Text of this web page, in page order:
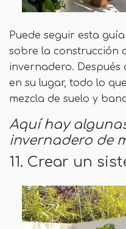
Puede seguir esta
sobre la construcción
invernadero.
en su lugar, todo lo
mezcla de suelo y
Aquí hay
invernadero de
11. Crear un